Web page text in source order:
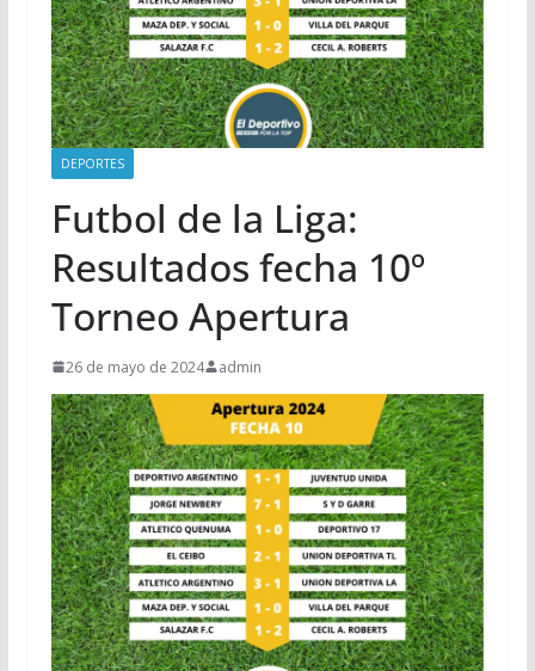
DEPORTES
Futbol de la Liga:
Resultados fecha 10º
Torneo Apertura
26 de mayo de 2024 admin